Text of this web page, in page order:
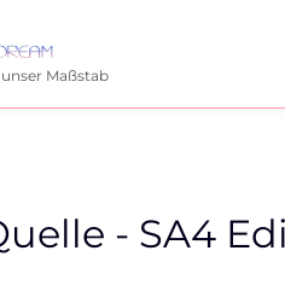
Maßstab
- SA4